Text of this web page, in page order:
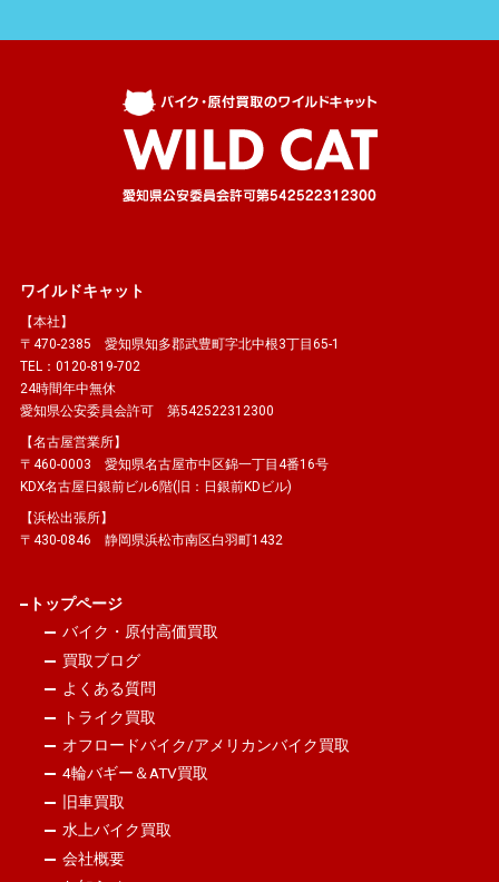
ワイルドキャット
【本社】
〒470-2385 愛知県知多郡武豊町字北中根3丁目65-1
TEL：0120-819-702
24時間年中無休
愛知県公安委員会許可 第542522312300
【名古屋営業所】
〒460-0003 愛知県名古屋市中区錦一丁目4番16号
KDX名古屋日銀前ビル6階(旧：日銀前KDビル)
【浜松出張所】
〒430-0846 静岡県浜松市南区白羽町1432
トップページ
バイク・原付高価買取
買取ブログ
よくある質問
トライク買取
オフロードバイク/アメリカンバイク買取
4輪バギー＆ATV買取
旧車買取
水上バイク買取
会社概要